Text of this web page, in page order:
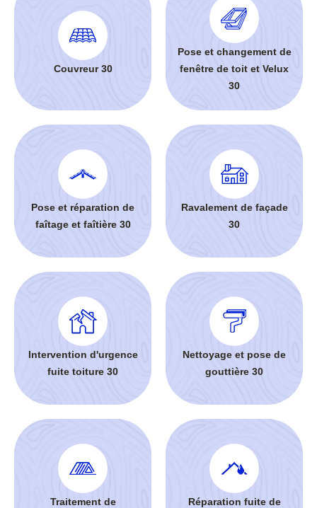
Couvreur 30
Pose et changement de
fenêtre de toit et Velux
30
Pose et réparation de
faîtage et faîtière 30
Ravalement de façade
30
Intervention d'urgence
fuite toiture 30
Nettoyage et pose de
gouttière 30
Traitement de
Réparation fuite de